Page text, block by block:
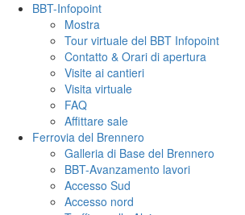
BBT-Infopoint
Mostra
Tour virtuale del BBT Infopoint
Contatto & Orari di apertura
Visite ai cantieri
Visita virtuale
FAQ
Affittare sale
Ferrovia del Brennero
Galleria di Base del Brennero
BBT-Avanzamento lavori
Accesso Sud
Accesso nord